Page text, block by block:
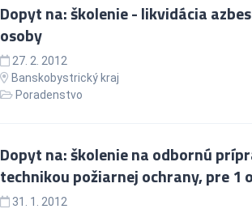
Dopyt na: školenie - likvidácia
osoby
27. 2. 2012
Banskobystrický kraj
Poradenstvo
Dopyt na: školenie na odbornú
technikou požiarnej ochrany, pre 1
31. 1. 2012